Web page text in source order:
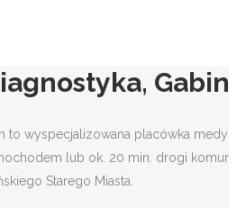
to wyspecjalizowana placówka
lub ok. 20 min. drogi
Starego Miasta.